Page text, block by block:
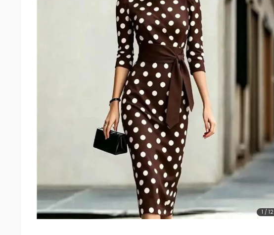
1 / 12